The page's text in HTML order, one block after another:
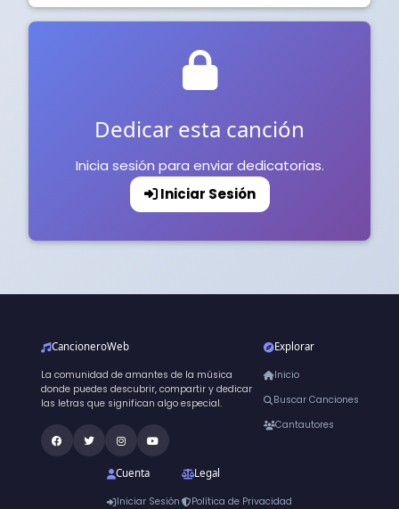
Dedicar esta canción
Inicia sesión para enviar dedicatorias.
Iniciar Sesión
CancioneroWeb
La comunidad de amantes de la música
donde puedes descubrir, compartir y dedicar
las letras que significan algo especial.
Explorar
Inicio
Buscar Canciones
Cantautores
Cuenta
Iniciar Sesión
Legal
Política de Privacidad